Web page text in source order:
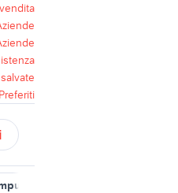
Preferiti
accessori